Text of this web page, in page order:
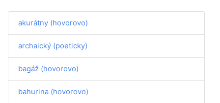
akurátny (hovorovo)
archaický (poeticky)
bagáž (hovorovo)
bahurina (hovorovo)